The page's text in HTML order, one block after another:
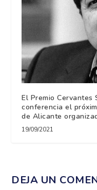
El Premio Cervantes
conferencia el
de Alicante
19/09/2021
DEJA UN